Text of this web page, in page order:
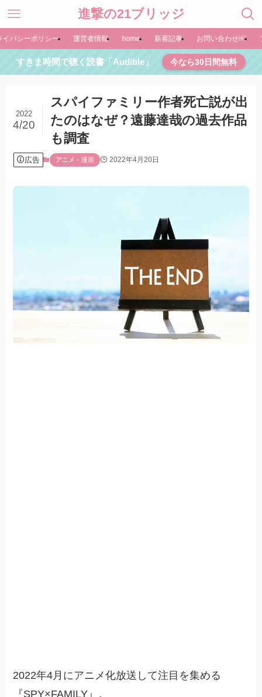
進撃の21ブリッジ
イバシーポリシー 運営者情報 home 新着記事 お問い合わせ￼
すきま時間で聴く読書「Audible」 今なら30日間無料
スパイファミリー作者死亡説が出
たのはなぜ？遠藤達哉の過去作品
も調査
2022
4/20
広告 アニメ・漫画 2022年4月20日
2022年4月にアニメ化放送して注目を集める
『SPY×FAMILY』。